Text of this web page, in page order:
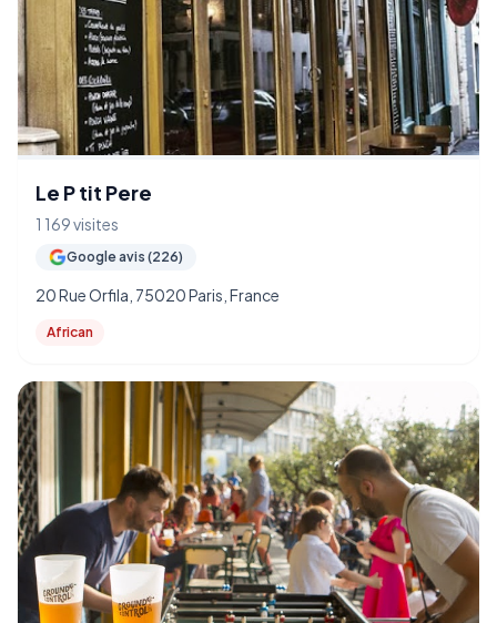
Le P tit Pere
1 169 visites
Google avis (226)
20 Rue Orfila, 75020 Paris, France
African